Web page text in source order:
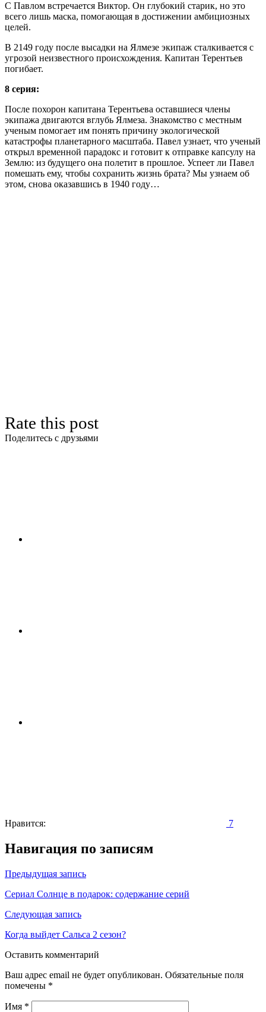
С Павлом встречается Виктор. Он глубокий старик, но это
всего лишь маска, помогающая в достижении амбициозных
целей.
В 2149 году после высадки на Ялмезе экипаж сталкивается с
угрозой неизвестного происхождения. Капитан Терентьев
погибает.
8 серия:
После похорон капитана Терентьева оставшиеся члены
экипажа двигаются вглубь Ялмеза. Знакомство с местным
ученым помогает им понять причину экологической
катастрофы планетарного масштаба. Павел узнает, что ученый
открыл временной парадокс и готовит к отправке капсулу на
Землю: из будущего она полетит в прошлое. Успеет ли Павел
помешать ему, чтобы сохранить жизнь брата? Мы узнаем об
этом, снова оказавшись в 1940 году…
Rate this post
Поделитесь с друзьями
Нравится: 7
Навигация по записям
Предыдущая запись
Сериал Солнце в подарок: содержание серий
Следующая запись
Когда выйдет Сальса 2 сезон?
Оставить комментарий
Ваш адрес email не будет опубликован. Обязательные поля
помечены *
Имя *